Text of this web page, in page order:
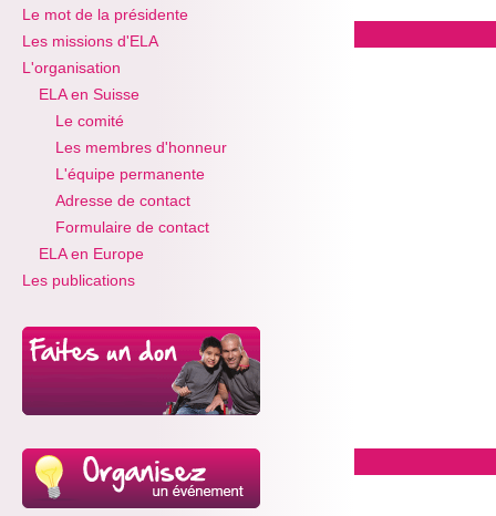
Le mot de la présidente
Les missions d'ELA
L'organisation
ELA en Suisse
Le comité
Les membres d'honneur
L'équipe permanente
Adresse de contact
Formulaire de contact
ELA en Europe
Les publications